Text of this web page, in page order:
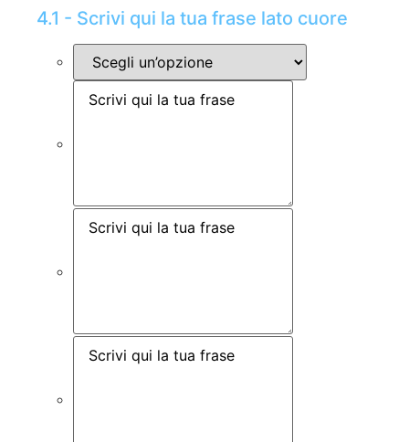
4.1 - Scrivi qui la tua frase lato cuore